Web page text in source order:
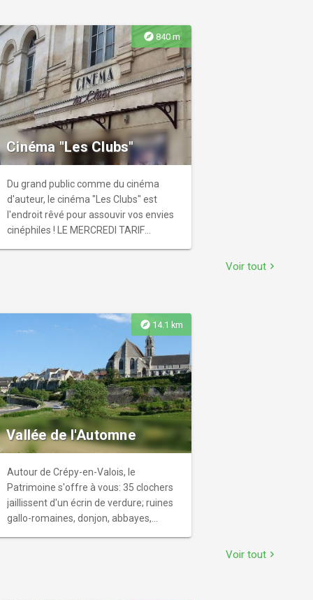
explore 840 m
Cinéma "Les Clubs"
Du grand public comme du cinéma
d'auteur, le cinéma "Les Clubs" est
l'endroit rêvé pour assouvir vos envies
cinéphiles ! LE MERCREDI TARIF
acceptés : - les ciné-chèques - les
chèques vacances (nous ne rendons
pas la monnaie) - les tickets Œuvres
Sociales du Cinéma (EOSC)
Voir tout chevron_right
explore 14.1 km
Vallée de l'Automne
Autour de Crépy-en-Valois, le
Patrimoine s'offre à vous: 35 clochers
jaillissent d'un écrin de verdure; ruines
gallo-romaines, donjon, abbayes,
Voir tout chevron_right